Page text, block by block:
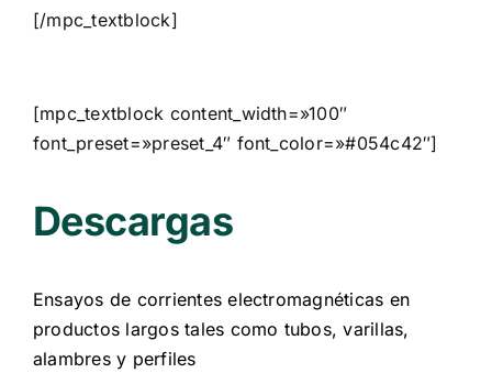
[/mpc_textblock]
[mpc_textblock content_width=»100″
font_preset=»preset_4″ font_color=»#054c42″]
Descargas
Ensayos de corrientes electromagnéticas en
productos largos tales como tubos, varillas,
alambres y perfiles